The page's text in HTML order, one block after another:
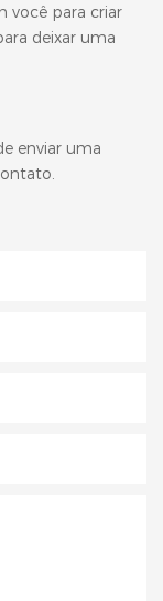
você para criar
deixar uma
enviar uma